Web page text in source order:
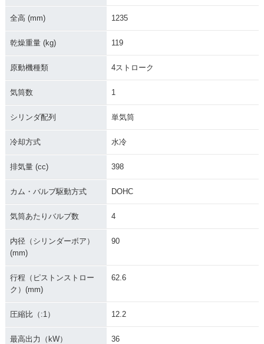
全高 (mm) 1235
乾燥重量 (kg) 119
原動機種類 4ストローク
気筒数 1
シリンダ配列 単気筒
冷却方式 水冷
排気量 (cc) 398
カム・バルブ駆動方式 DOHC
気筒あたりバルブ数 4
内径（シリンダーボア）
(mm)
90
行程（ピストンストロー
ク）(mm)
62.6
圧縮比（:1） 12.2
最高出力（kW） 36